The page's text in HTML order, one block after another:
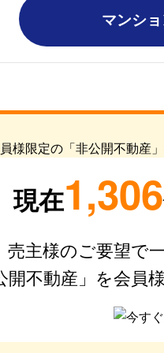
マンシ
現在1,306
売主様のご要望で
開不動産」を会員